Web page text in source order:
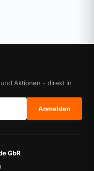
Aktionen - direkt in
Anmelden
GbR